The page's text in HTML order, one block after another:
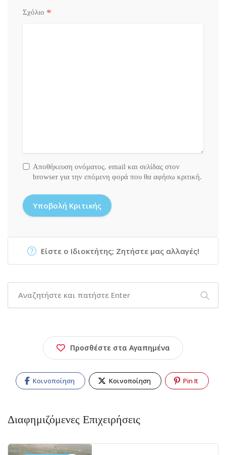
Σχόλιο *
Αποθήκευση ονόματος. email και σελίδας στον
browser για την επόμενη φορά που θα αφήσω κριτική.
Είστε ο Ιδιοκτήτης; Ζητήστε μας αλλαγές!
Προσθέστε στα Αγαπημένα
Κοινοποίηση Κοινοποίηση Pin It
Διαφημιζόμενες Επιχειρήσεις